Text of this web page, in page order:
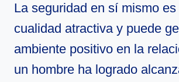
La seguridad en sí mismo es
cualidad atractiva y puede
ambiente positivo en la
un hombre ha logrado